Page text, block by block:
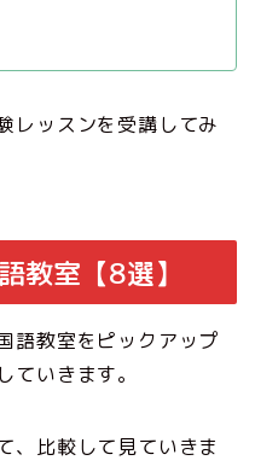
レッスンを受講してみ
教室【8選】
語教室をピックアップ
ていきます。
、比較して見ていきま